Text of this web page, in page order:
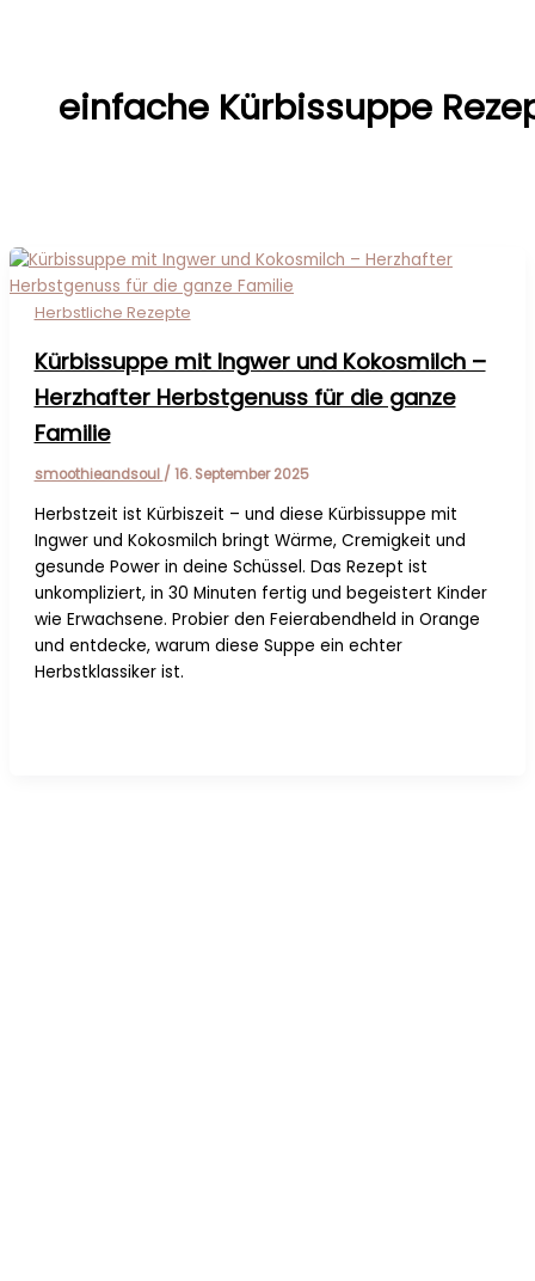
einfache Kürbissuppe
Herbstliche Rezepte
Kürbissuppe mit Ingwer und Kokosmilch –
Herzhafter Herbstgenuss für die ganze
Familie
smoothieandsoul / 16. September 2025
Herbstzeit ist Kürbiszeit – und diese Kürbissuppe mit
Ingwer und Kokosmilch bringt Wärme, Cremigkeit und
gesunde Power in deine Schüssel. Das Rezept ist
unkompliziert, in 30 Minuten fertig und begeistert Kinder
wie Erwachsene. Probier den Feierabendheld in Orange
und entdecke, warum diese Suppe ein echter
Herbstklassiker ist.